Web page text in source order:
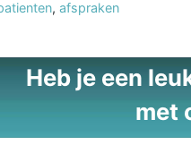
, afspraken
Heb je een
met